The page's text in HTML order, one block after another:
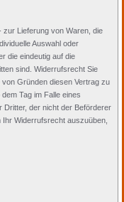
Lieferung von Waren, die
Auswahl oder
die eindeutig auf die
sind. Widerrufsrecht Sie
Gründen diesen Vertrag zu
Tag im Falle eines
Dritter, der nicht der Beförderer
Widerrufsrecht auszuüben,